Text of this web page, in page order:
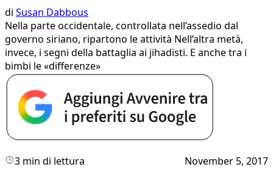
di Susan Dabbous
Nella parte occidentale, controllata nell’assedio dal
governo siriano, ripartono le attività Nell’altra metà,
invece, i segni della battaglia ai jihadisti. E anche tra i
bimbi le «differenze»
3 min di lettura November 5, 2017